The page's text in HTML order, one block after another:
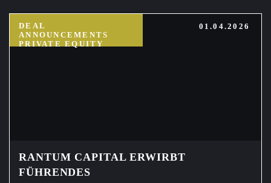
DEAL
ANNOUNCEMENTS
PRIVATE EQUITY
01.04.2026
RANTUM CAPITAL ERWIRBT
FÜHRENDES